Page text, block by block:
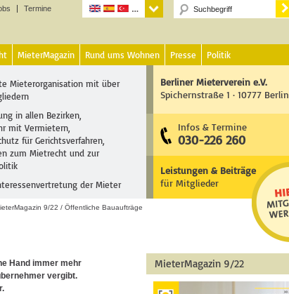
Termine
MieterMagazin Rund ums Wohnen Presse Politik
Mieterorganisation mit über
in allen Bezirken,
mit Vermietern,
für Gerichtsverfahren,
zum Mietrecht und zur
der Mieter
Berliner Mieterverein e.V.
Spichernstraße 1 · 10777 Berlin
Infos & Termine
030-226 260
Leistungen & Beiträge
für Mitglieder
9/22 / Öffentliche Bauaufträge
Hand immer mehr
vergibt.
MieterMagazin 9/22